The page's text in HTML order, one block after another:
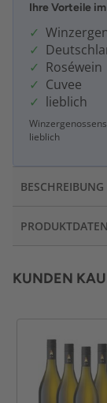
Ihre Vorteile
Roséwein
Cuvee
lieblich
lieblich
BESCHREIBUNG
PRODUKTDATEN
KUNDEN